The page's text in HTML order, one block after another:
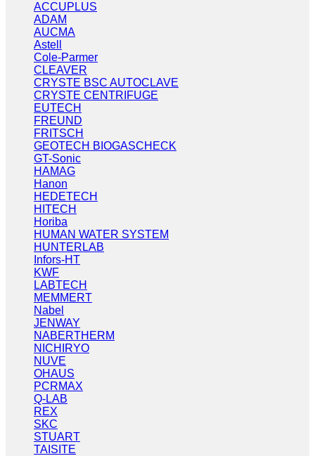
ACCUPLUS
ADAM
AUCMA
Astell
Cole-Parmer
CLEAVER
CRYSTE BSC AUTOCLAVE
CRYSTE CENTRIFUGE
EUTECH
FREUND
FRITSCH
GEOTECH BIOGASCHECK
GT-Sonic
HAMAG
Hanon
HEDETECH
HITECH
Horiba
HUMAN WATER SYSTEM
HUNTERLAB
Infors-HT
KWF
LABTECH
MEMMERT
Nabel
JENWAY
NABERTHERM
NICHIRYO
NUVE
OHAUS
PCRMAX
Q-LAB
REX
SKC
STUART
TAISITE